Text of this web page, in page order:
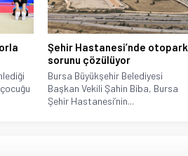
Şehir Hastanesi’nde otopark
sorunu çözülüyor
Bursa Büyükşehir Belediyesi
Başkan Vekili Şahin Biba, Bursa
Şehir Hastanesi’nin...